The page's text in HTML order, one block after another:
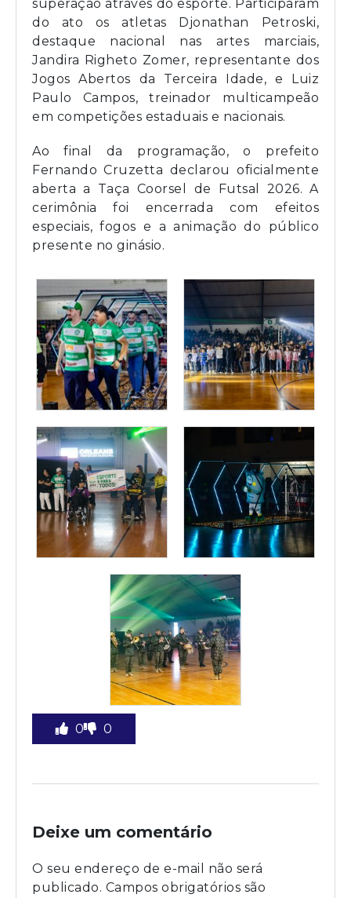
superação através do esporte. Participaram
do ato os atletas Djonathan Petroski,
destaque nacional nas artes marciais,
Jandira Righeto Zomer, representante dos
Jogos Abertos da Terceira Idade, e Luiz
Paulo Campos, treinador multicampeão
em competições estaduais e nacionais.
Ao final da programação, o prefeito
Fernando Cruzetta declarou oficialmente
aberta a Taça Coorsel de Futsal 2026. A
cerimônia foi encerrada com efeitos
especiais, fogos e a animação do público
presente no ginásio.
0 0
Deixe um comentário
O seu endereço de e-mail não será
publicado. Campos obrigatórios são